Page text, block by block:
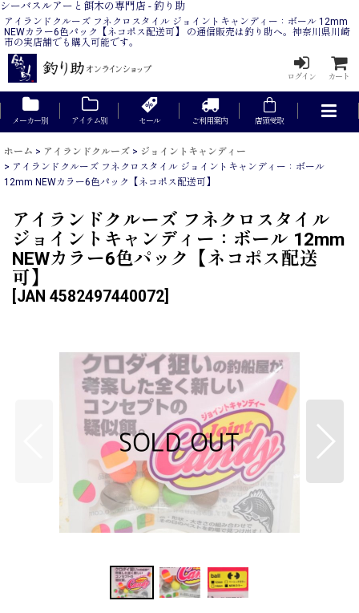
シーバスルアーと餌木の専門店 - 釣り助
アイランドクルーズ フネクロスタイル ジョイントキャンディー：ボール 12mm
NEWカラー6色パック【ネコポス配送可】 の通信販売は釣り助へ。神奈川県川崎
市の実店舗でも購入可能です。
ログイン カート
メーカー別 アイテム別 セール ご利用案内 店頭受取
ホーム > アイランドクルーズ > ジョイントキャンディー
> アイランドクルーズ フネクロスタイル ジョイントキャンディー：ボール
12mm NEWカラー6色パック【ネコポス配送可】
アイランドクルーズ フネクロスタイル
ジョイントキャンディー：ボール 12mm
NEWカラー6色パック【ネコポス配送
可】
JAN 4582497440072